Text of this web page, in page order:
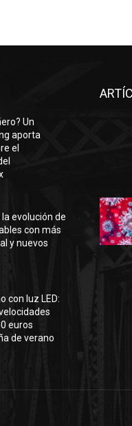
Un
aporta
el
evolución de
con más
y nuevos
con luz LED:
euros
de verano